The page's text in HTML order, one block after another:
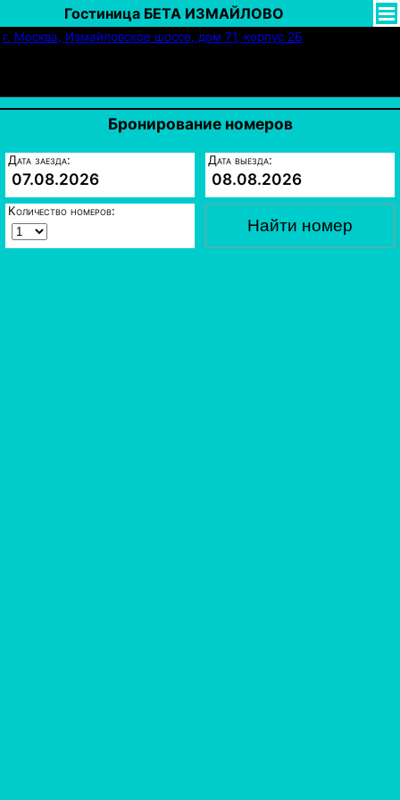
Гостиница БЕТА ИЗМАЙЛОВО
г. Москва, Измайловское шоссе, дом 71, корпус 2Б
Бронирование номеров
Дата заезда:
07.08.2026
Дата выезда:
08.08.2026
Количество номеров: